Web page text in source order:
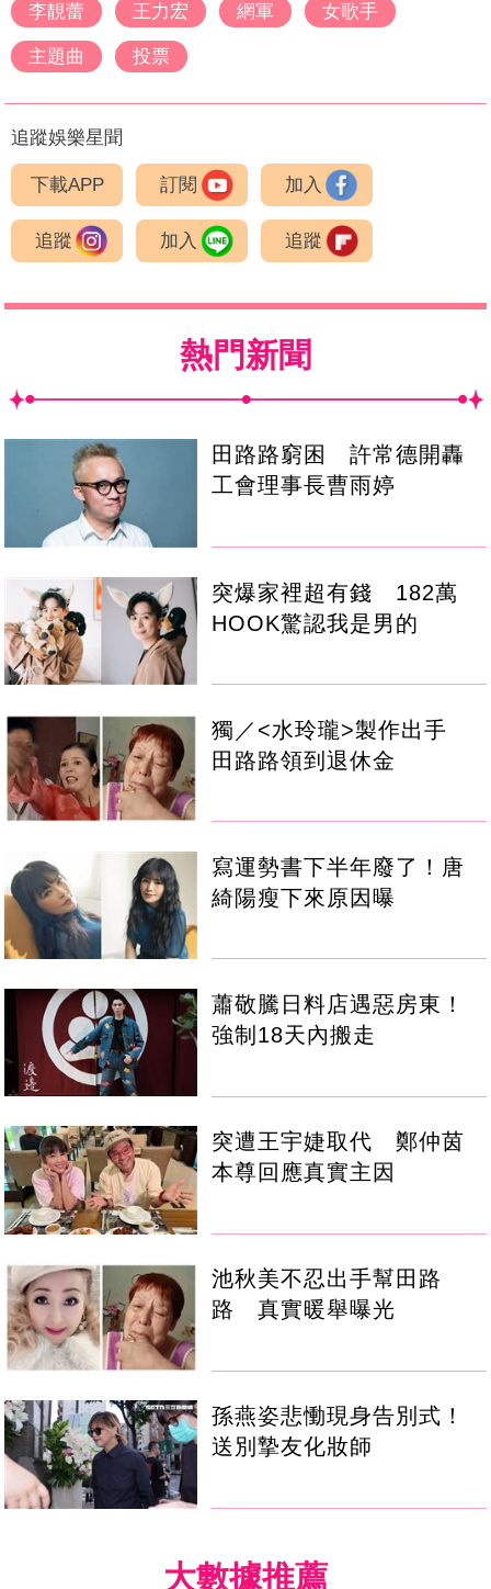
李靚蕾
王力宏 網軍 女歌手
主題曲 投票
追蹤娛樂星聞
下載APP 訂閱 加入
追蹤 加入 追蹤
熱門新聞
田路路窮困 許常德開轟
工會理事長曹雨婷
突爆家裡超有錢 182萬
HOOK驚認我是男的
獨／<水玲瓏>製作出手
田路路領到退休金
寫運勢書下半年廢了！唐
綺陽瘦下來原因曝
蕭敬騰日料店遇惡房東！
強制18天內搬走
突遭王宇婕取代 鄭仲茵
本尊回應真實主因
池秋美不忍出手幫田路
路 真實暖舉曝光
孫燕姿悲慟現身告別式！
送別摯友化妝師
大數據推薦